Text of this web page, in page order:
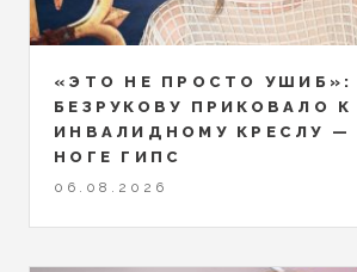
«ЭТО НЕ ПРОСТО УШИБ»:
БЕЗРУКОВУ ПРИКОВАЛО К
ИНВАЛИДНОМУ КРЕСЛУ —
НОГЕ ГИПС
06.08.2026